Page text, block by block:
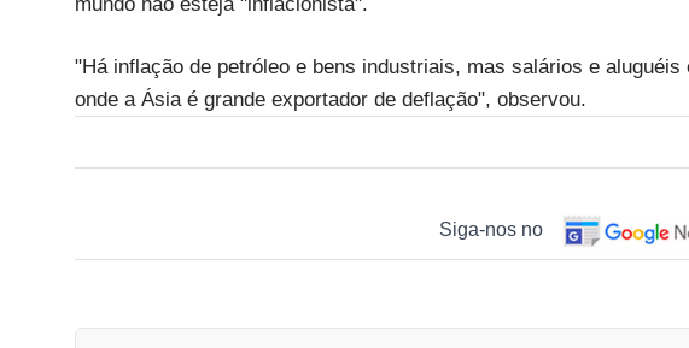
"Há inflação de petróleo e bens industriais, mas salários e
onde a Ásia é grande exportador de deflação", observou.
Siga-nos no